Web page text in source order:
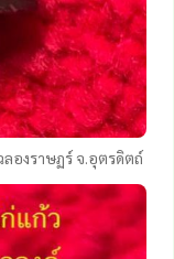
องราษฏร์ จ.อุตรดิตถ์